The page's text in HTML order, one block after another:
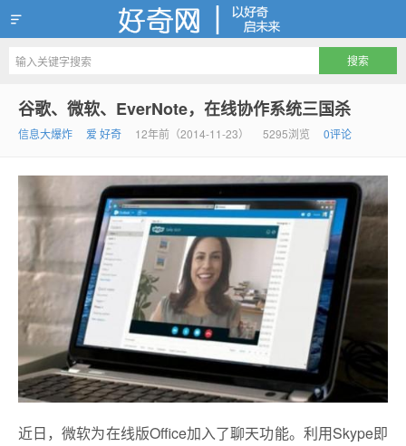
好奇网
谷歌、微软、EverNote，在线协作系统三国杀
信息大爆炸 爱 好奇 12年前（2014-11-23） 5295浏览 0评论
近日，微软为在线版Office加入了聊天功能。利用Skype即